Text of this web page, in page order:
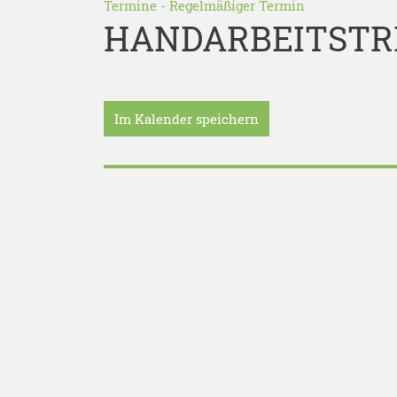
Termine - Regelmäßiger Termin
Im Kalender speichern